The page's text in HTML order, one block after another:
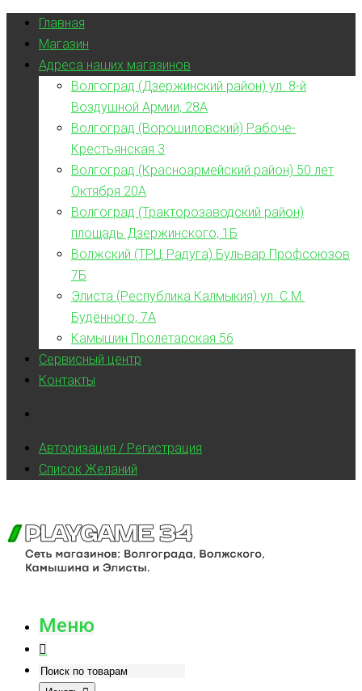
Главная
Магазин
Адреса наших магазинов
Волгоград (Дзержинский район) ул. 8-й
Воздушной Армии, 28А
Волгоград (Ворошиловский) Рабоче-
Крестьянская 3
Волгоград (Красноармейский район) 50 лет
Октября 20А
Волгоград (Тракторозаводский район)
площадь Дзержинского, 1Б
Волжский (ТРЦ Радуга) Бульвар Профсоюзов
7Б
Элиста (Республика Калмыкия) ул. С.М.
Будённого, 7А
Камышин Пролетарская 56
Сервисный центр
Контакты
Авторизация / Регистрация
Список Желаний
Меню